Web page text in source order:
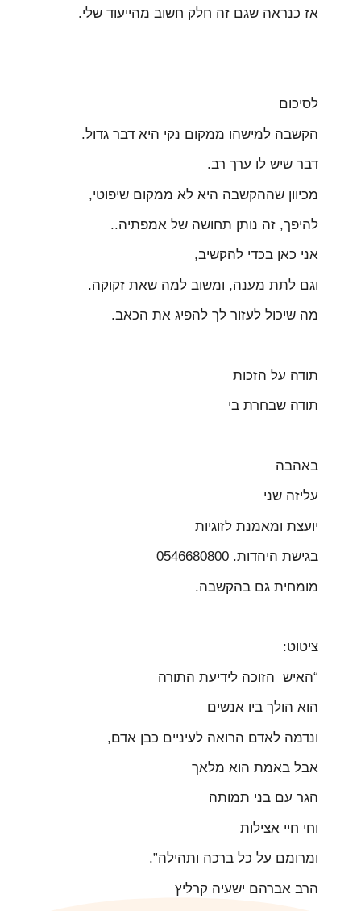
אז כנראה שגם זה חלק חשוב מהייעוד שלי.
לסיכום
הקשבה למישהו ממקום נקי היא דבר גדול.
דבר שיש לו ערך רב.
מכיוון שההקשבה היא לא ממקום שיפוטי,
להיפך, זה נותן תחושה של אמפתיה..
אני כאן בכדי להקשיב,
וגם לתת מענה, ומשוב למה שאת זקוקה.
מה שיכול לעזור לך להפיג את הכאב.
תודה על הזכות
תודה שבחרת בי
באהבה
עליזה שני
יועצת ומאמנת לזוגיות
בגישת היהדות. 0546680800
מומחית גם בהקשבה.
ציטוט:
“האיש הזוכה לידיעת התורה
הוא הולך ביו אנשים
ונדמה לאדם הרואה לעיניים כבן אדם,
אבל באמת הוא מלאך
הגר עם בני תמותה
וחי חיי אצילות
ומרומם על כל ברכה ותהילה”.
הרב אברהם ישעיה קרליץ